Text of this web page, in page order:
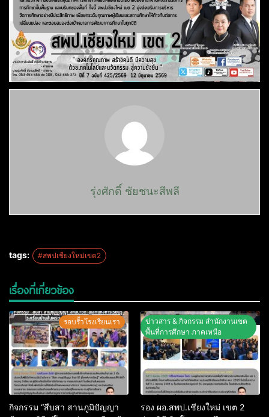
รุ่งศักดิ์ ชัยชนะสีพลี
tags: #สพปเชียงใหม่เขต2
เรื่องที่เกี่ยวข้อง
รอบรั้วโรงเรียนเรา
กิจกรรม “สืบสา สานภูมิปัญญา
ข่าวสาร & กิจกรรม สำนักงานเขต
พื้นที่การศึกษา ภาคเหนือ
รอง ผอ.สพป.เชียงใหม่ เขต 2